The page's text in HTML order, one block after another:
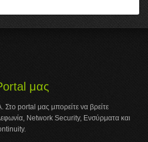
μας
portal μας μπορείτε να βρείτε
Network Security, Ενσύρματα και